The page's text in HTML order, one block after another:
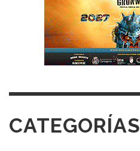
CATEGORÍAS